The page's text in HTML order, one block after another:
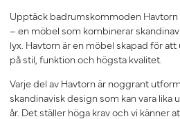
Upptäck badrumskommoden
– en möbel som kombinerar
lyx. Havtorn är en möbel skapad för
på stil, funktion och högsta kvalitet.
Varje del av Havtorn är noggrant
skandinavisk design som kan vara
år. Det ställer höga krav och vi känner